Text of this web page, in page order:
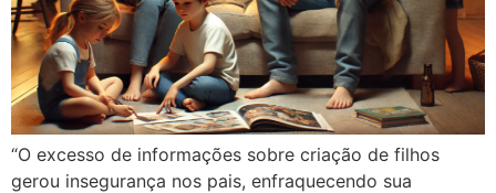
“O excesso de informações sobre criação de filhos
gerou insegurança nos pais, enfraquecendo sua